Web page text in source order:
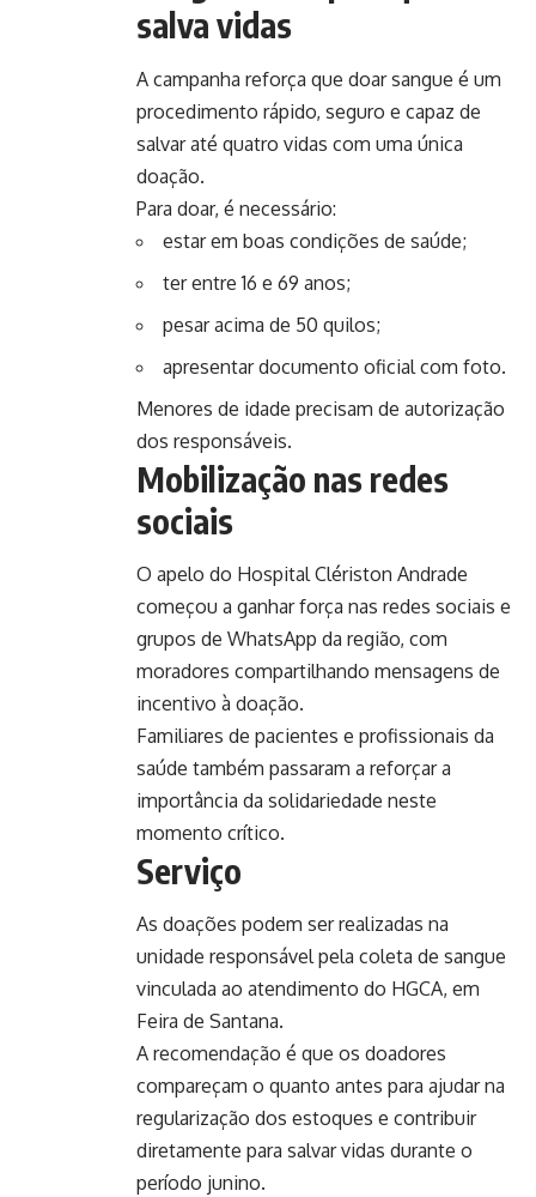
salva vidas
A campanha reforça que doar sangue é um
procedimento rápido, seguro e capaz de
salvar até quatro vidas com uma única
doação.
Para doar, é necessário:
estar em boas condições de saúde;
ter entre 16 e 69 anos;
pesar acima de 50 quilos;
apresentar documento oficial com foto.
Menores de idade precisam de autorização
dos responsáveis.
Mobilização nas redes
sociais
O apelo do Hospital Clériston Andrade
começou a ganhar força nas redes sociais e
grupos de WhatsApp da região, com
moradores compartilhando mensagens de
incentivo à doação.
Familiares de pacientes e profissionais da
saúde também passaram a reforçar a
importância da solidariedade neste
momento crítico.
Serviço
As doações podem ser realizadas na
unidade responsável pela coleta de sangue
vinculada ao atendimento do HGCA, em
Feira de Santana.
A recomendação é que os doadores
compareçam o quanto antes para ajudar na
regularização dos estoques e contribuir
diretamente para salvar vidas durante o
período junino.